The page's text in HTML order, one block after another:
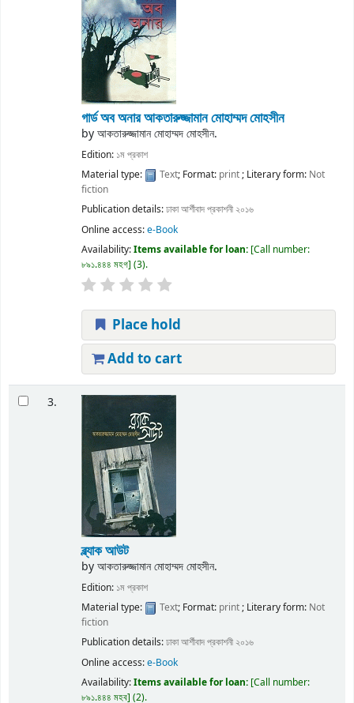
গার্ড অব অনারআকতারুজ্জামান মোহাম্মদ মোহসীন
byআকতারুজ্জামান মোহাম্মদ মোহসীন.
Edition: ১ম প্রকাশ
Material type:
Text; Format: print; Literary form: Not
fiction
Publication details:ঢাকাআর্শীবাদ প্রকাশনী ২০১৬
Online access:e-Book
Availability:Items available for loan: Call number:
৮৯১.৪৪৪ মহগ (3).
Place hold
Add to cart
3.
ব্ল্যাক আউট
byআকতারুজ্জামান মোহাম্মদ মোহসীন.
Edition: ১ম প্রকাশ
Material type:
Text; Format: print; Literary form: Not
fiction
Publication details:ঢাকাআর্শীবাদ প্রকাশনী ২০১৬
Online access:e-Book
Availability:Items available for loan: Call number:
৮৯১.৪৪৪ মহব (2).